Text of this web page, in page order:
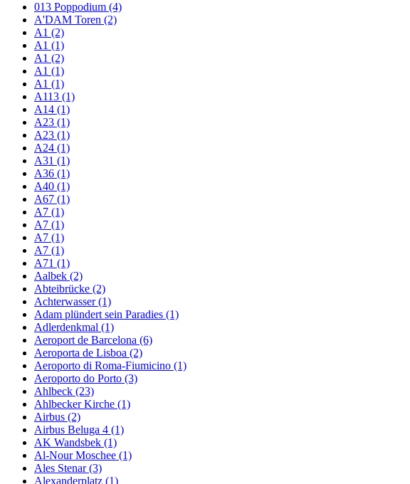
013 Poppodium (4)
A'DAM Toren (2)
A1 (2)
A1 (1)
A1 (2)
A1 (1)
A1 (1)
A113 (1)
A14 (1)
A23 (1)
A23 (1)
A24 (1)
A31 (1)
A36 (1)
A40 (1)
A67 (1)
A7 (1)
A7 (1)
A7 (1)
A7 (1)
A71 (1)
Aalbek (2)
Abteibrücke (2)
Achterwasser (1)
Adam plündert sein Paradies (1)
Adlerdenkmal (1)
Aeroport de Barcelona (6)
Aeroporta de Lisboa (2)
Aeroporto di Roma-Fiumicino (1)
Aeroporto do Porto (3)
Ahlbeck (23)
Ahlbecker Kirche (1)
Airbus (2)
Airbus Beluga 4 (1)
AK Wandsbek (1)
Al-Nour Moschee (1)
Ales Stenar (3)
Alexanderplatz (1)